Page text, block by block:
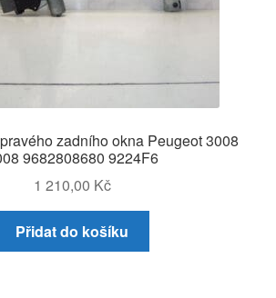
zadního okna Peugeot 3008
9682808680 9224F6
1 210,00 Kč
Přidat do košíku